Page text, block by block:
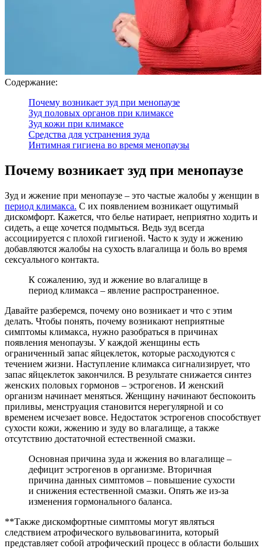
Содержание:
Почему возникает зуд при менопаузе
Зуд половых органов при климаксе
Зуд кожи при климаксе
Средства для устранения зуда
Интимная гигиена во время менопаузы
Почему возникает зуд при менопаузе
Зуд и жжение при менопаузе – это частые жалобы у женщин в
период климакса. С их появлением возникает ощутимый
дискомфорт. Кажется, что белье натирает, неприятно ходить и
сидеть, а еще хочется подмыться. Ведь зуд всегда
ассоциируется с плохой гигиеной. Часто к зуду и жжению
добавляются жалобы на сухость влагалища и боль во время
сексуального контакта.
К сожалению, зуд и жжение во влагалище в
период климакса – явление распространенное.
Давайте разберемся, почему оно возникает и что с этим
делать. Чтобы понять, почему возникают неприятные
симптомы климакса, нужно разобраться в причинах
появления менопаузы. У каждой женщины есть
ограниченный запас яйцеклеток, которые расходуются с
течением жизни. Наступление климакса сигнализирует, что
запас яйцеклеток закончился. В результате снижается синтез
женских половых гормонов – эстрогенов. И женский
организм начинает меняться. Женщину начинают беспокоить
приливы, менструация становится нерегулярной и со
временем исчезает вовсе. Недостаток эстрогенов способствует
сухости кожи, жжению и зуду во влагалище, а также
отсутствию достаточной естественной смазки.
Основная причина зуда и жжения во влагалище –
дефицит эстрогенов в организме. Вторичная
причина данных симптомов – повышение сухости
и снижения естественной смазки. Опять же из-за
изменения гормонального баланса.
**Также дискомфортные симптомы могут являться
следствием атрофического вульвовагинита, который
представляет собой атрофический процесс в области больших